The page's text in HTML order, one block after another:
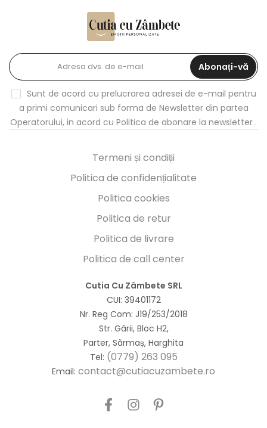
Termeni și condiții
Politica de confidențialitate
Politica cookies
Politica de retur
Politica de livrare
Politica de call center
Abonați-vă
Sunt de acord cu prelucrarea adresei de e-mail pentru
a primi comunicari sub forma de Newsletter din partea
Operatorului, in acord cu Politica de abonare la newsletter .
Cutia Cu Zâmbete SRL
CUI: 39401172
Nr. Reg Com: J19/253/2018
Str. Gării, Bloc H2,
Parter, Sărmaș, Harghita
Tel: (0779) 263 095
Email: contact@cutiacuzambete.ro